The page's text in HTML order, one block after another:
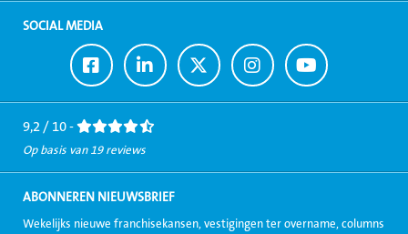
SOCIAL MEDIA
Ga
naar
Facebook
Ga
naar
LinkedIn
Ga
naar
Twitter
Ga
naar
Instagram
Ga
naar
Youtube
9,2 / 10 -
Op basis van 19 reviews
ABONNEREN NIEUWSBRIEF
Wekelijks nieuwe franchisekansen, vestigingen ter overname, columns